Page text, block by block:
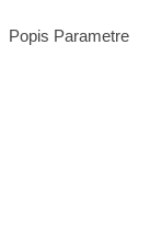
Popis Parametre